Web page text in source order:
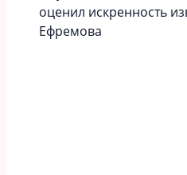
оценил искренность
Ефремова